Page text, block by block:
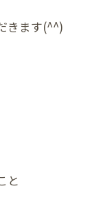
きます(^^)
と